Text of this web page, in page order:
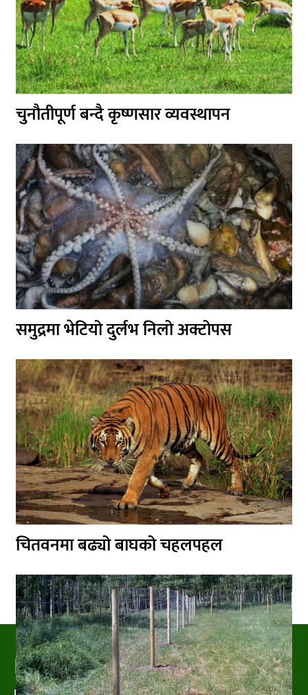
चुनौतीपूर्ण बन्दै कृष्णसार व्यवस्थापन
समुद्रमा भेटियो दुर्लभ निलो अक्टोपस
चितवनमा बढ्यो बाघको चहलपहल
PRAKRITIPRESS